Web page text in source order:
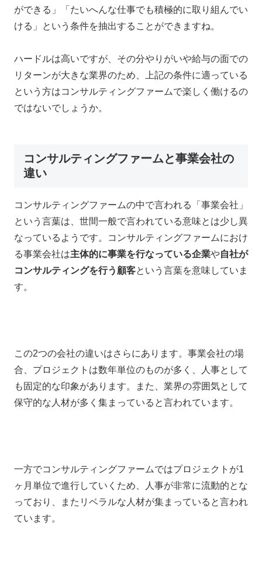
ができる」「たいへんな仕事でも積極的に取り組んでい
ける」という条件を抽出することができますね。
ハードルは高いですが、その分やりがいや給与の面での
リターンが大きな業界のため、上記の条件に適っている
という方はコンサルティングファームで楽しく働けるの
ではないでしょうか。
コンサルティングファームと事業会社の
違い
コンサルティングファームの中で言われる「事業会社」
という言葉は、世間一般で言われている意味とは少し異
なっているようです。コンサルティングファームにおけ
る事業会社は主体的に事業を行なっている企業や自社が
コンサルティングを行う顧客という言葉を意味していま
す。
この2つの会社の違いはさらにあります。事業会社の場
合、プロジェクトは数年単位のものが多く、人事として
も固定的な印象があります。また、業界の雰囲気として
保守的な人材が多く集まっていると言われています。
一方でコンサルティングファームではプロジェクトが1
ヶ月単位で進行していくため、人事が非常に流動的とな
っており、またリベラルな人材が集まっていると言われ
ています。